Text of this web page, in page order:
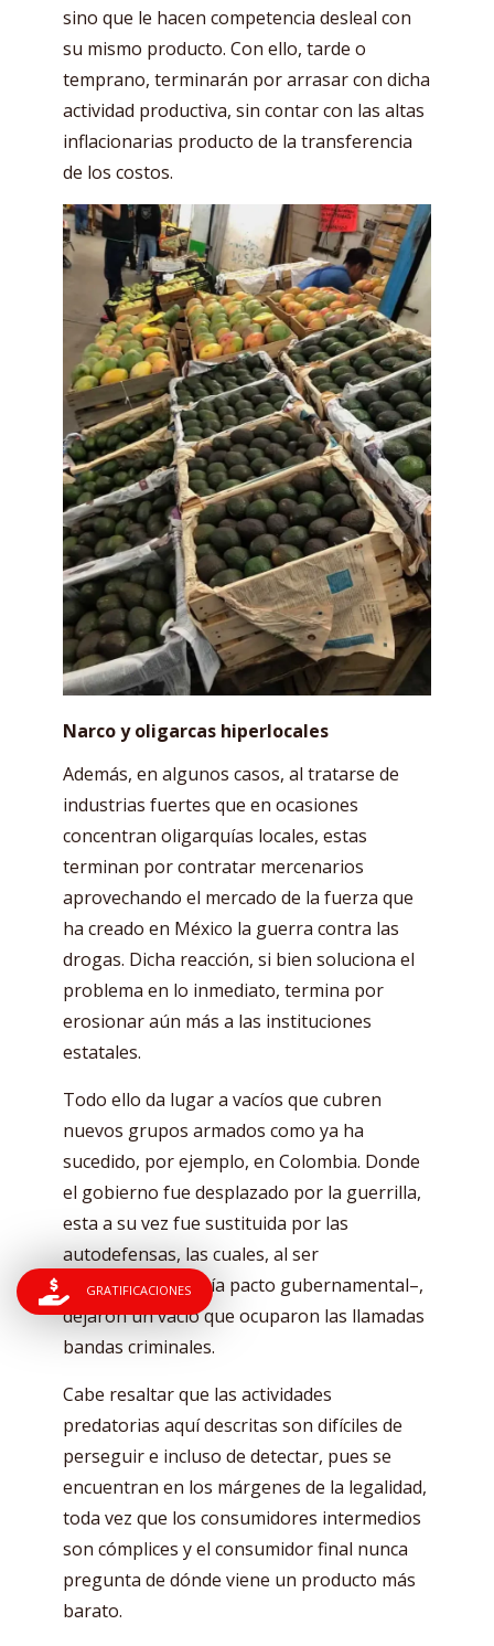
sino que le hacen competencia desleal con
su mismo producto. Con ello, tarde o
temprano, terminarán por arrasar con dicha
actividad productiva, sin contar con las altas
inflacionarias producto de la transferencia
de los costos.
Narco y oligarcas hiperlocales
Además, en algunos casos, al tratarse de
industrias fuertes que en ocasiones
concentran oligarquías locales, estas
terminan por contratar mercenarios
aprovechando el mercado de la fuerza que
ha creado en México la guerra contra las
drogas. Dicha reacción, si bien soluciona el
problema en lo inmediato, termina por
erosionar aún más a las instituciones
estatales.
Todo ello da lugar a vacíos que cubren
nuevos grupos armados como ya ha
sucedido, por ejemplo, en Colombia. Donde
el gobierno fue desplazado por la guerrilla,
esta a su vez fue sustituida por las
autodefensas, las cuales, al ser
desmovilizadas –vía pacto gubernamental–,
dejaron un vacío que ocuparon las llamadas
bandas criminales.
Cabe resaltar que las actividades
predatorias aquí descritas son difíciles de
perseguir e incluso de detectar, pues se
encuentran en los márgenes de la legalidad,
toda vez que los consumidores intermedios
son cómplices y el consumidor final nunca
pregunta de dónde viene un producto más
barato.
GRATIFICACIONES